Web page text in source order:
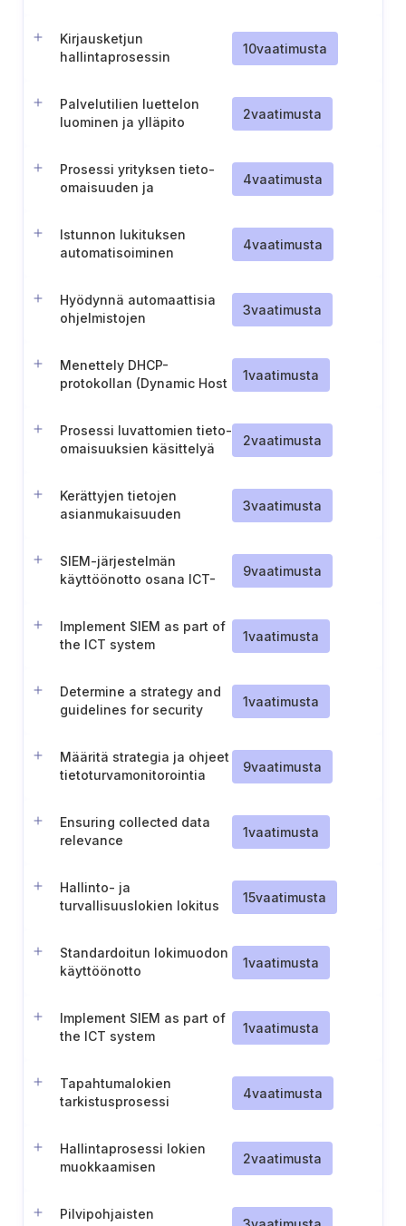
Kirjausketjun
hallintaprosessin
10vaatimusta
Palvelutilien luettelon
luominen ja ylläpito
2vaatimusta
Prosessi yrityksen tieto-
omaisuuden ja
4vaatimusta
Istunnon lukituksen
automatisoiminen
4vaatimusta
Hyödynnä automaattisia
ohjelmistojen
3vaatimusta
Menettely DHCP-
protokollan (Dynamic Host
yrityksen tieto-
omaisuusluettelon
1vaatimusta
Prosessi luvattomien tieto-
omaisuuksien käsittelyä
2vaatimusta
Kerättyjen tietojen
asianmukaisuuden
3vaatimusta
SIEM-järjestelmän
käyttöönotto osana ICT-
9vaatimusta
Implement SIEM as part of
the ICT system
1vaatimusta
Determine a strategy and
guidelines for security
1vaatimusta
Määritä strategia ja ohjeet
tietoturvamonitorointia
9vaatimusta
Ensuring collected data
relevance
1vaatimusta
Hallinto- ja
turvallisuuslokien lokitus
15vaatimusta
Standardoitun lokimuodon
käyttöönotto
1vaatimusta
Implement SIEM as part of
the ICT system
1vaatimusta
Tapahtumalokien
tarkistusprosessi
4vaatimusta
Hallintaprosessi lokien
muokkaamisen
2vaatimusta
Pilvipohjaisten